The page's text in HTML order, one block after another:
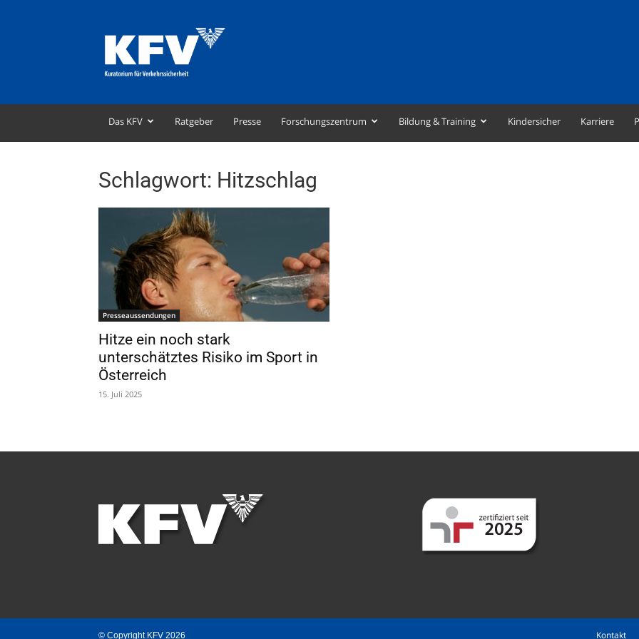
–
Kuratorium
für
Das KFV Ratgeber Presse Forschungszentrum Bildung & Training Kindersicher Karriere
Schlagwort: Hitzschlag
Presseaussendungen
Hitze ein noch stark
unterschätztes Risiko im Sport in
Österreich
15. Juli 2025
© Copyright KFV 2026 Kontakt